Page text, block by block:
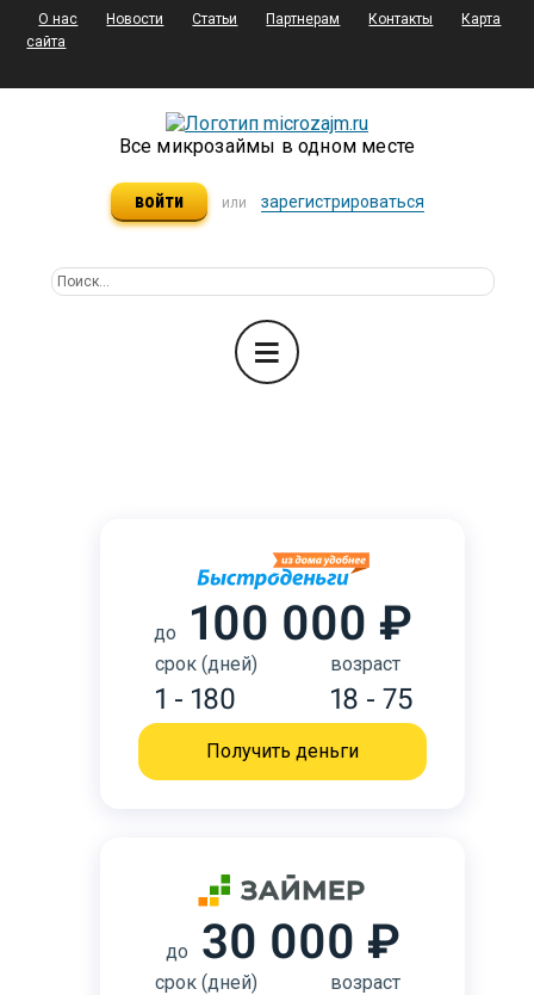
О нас Новости Статьи Партнерам Контакты
Карта
сайта
Все микрозаймы в одном месте
войти или зарегистрироваться
до 100 000 ₽
срок (дней)
1 - 180
возраст
18 - 75
Получить деньги
до 30 000 ₽
срок (дней) возраст